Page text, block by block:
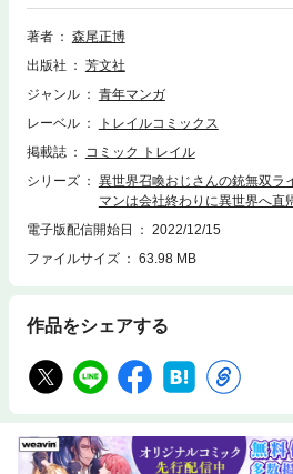
て会社終わりに異世界で無双する!! (※本電
の銃無双ライフ ～サバゲー好きサラリーマ
い。)
著者
森尾正博
出版社
芳文社
ジャンル
青年マンガ
レーベル
トレイルコミックス
掲載誌
コミック トレイル
シリーズ
異世界召喚おじさんの銃無双ラ
マンは会社終わりに異世界へ直
電子版配信開始日
2022/12/15
ファイルサイズ
63.98 MB
作品をシェアする